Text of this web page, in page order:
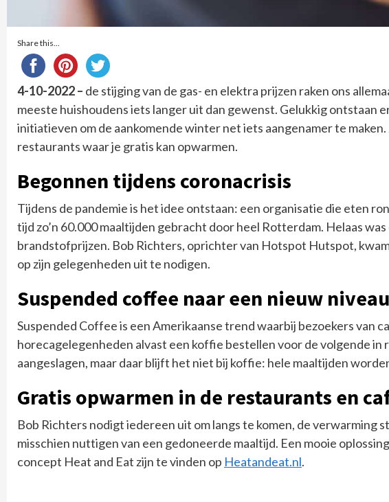
Share this...
4-10-2022 – de stijging van de gas- en elektra prijzen raken ons
meeste huishoudens iets langer uit dan gewenst. Gelukkig ontstaan
initiatieven om de aankomende winter net iets aangenamer te
restaurants waar je gratis kan opwarmen.
Begonnen tijdens coronacrisis
Tijdens de pandemie is het idee ontstaan: een organisatie die eten
tijd zo’n 60.000 maaltijden gebracht door heel Rotterdam. Helaas
brandstofprijzen. Bob Richters, oprichter van Hotspot Hutspot,
op zijn gelegenheden uit te nodigen.
Suspended coffee naar een nieuw niveau
Suspended Coffee is een Amerikaanse trend waarbij bezoekers van
horecagelegenheden alvast een koffie bestellen voor de volgende
aangeslagen, maar daar blijft het niet bij koffie: hele maaltijden
Gratis opwarmen in de restaurants en
Bob Richters nodigt iedereen uit om langs te komen, de verwarming
misschien nuttigen van een gedoneerde maaltijd. Een mooie
concept Heat and Eat zijn te vinden op Heatandeat.nl.